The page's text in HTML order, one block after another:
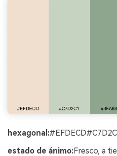
hexagonal:
estado de ánimo:Fresco, a